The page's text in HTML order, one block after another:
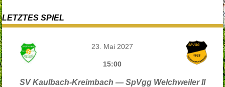
LETZTES SPIEL
23. Mai 2027
15:00
SV Kaulbach-Kreimbach — SpVgg Welchweiler II